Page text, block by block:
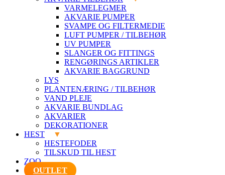
VARMELEGMER
AKVARIE PUMPER
SVAMPE OG FILTERMEDIE
LUFT PUMPER / TILBEHØR
UV PUMPER
SLANGER OG FITTINGS
RENGØRINGS ARTIKLER
AKVARIE BAGGRUND
LYS
PLANTENÆRING / TILBEHØR
VAND PLEJE
AKVARIE BUNDLAG
AKVARIER
DEKORATIONER
HEST
HESTEFODER
TILSKUD TIL HEST
ZOO
OUTLET